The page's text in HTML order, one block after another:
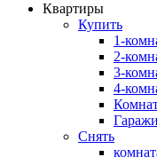
Квартиры
Купить
1-
2-
3-
4-
Гаражи
Снять